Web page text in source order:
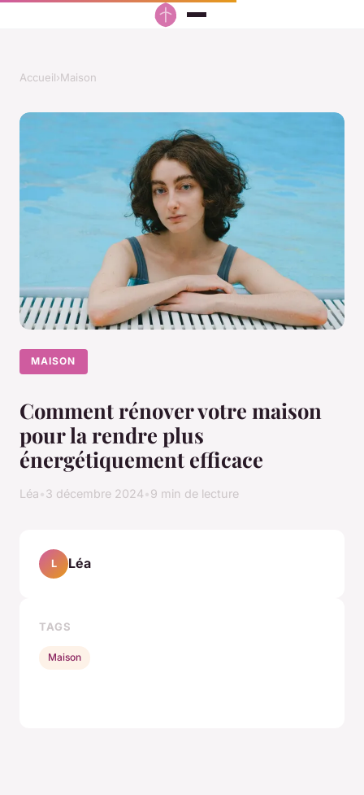
Accueil›Maison
MAISON
Comment rénover votre maison
pour la rendre plus
énergétiquement efficace
Léa 3 décembre 2024 9 min de lecture
L Léa
TAGS
Maison